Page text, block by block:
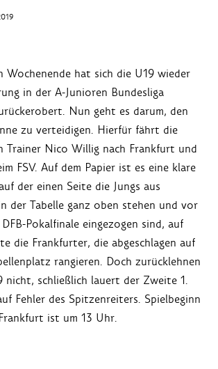
Wochenende hat sich die U19 wieder
in der A-Junioren Bundesliga
Nun geht es darum, den
zu verteidigen. Hierfür fährt die
Trainer Nico Willig nach Frankfurt und
FSV. Auf dem Papier ist es eine klare
der einen Seite die Jungs aus
der Tabelle ganz oben stehen und vor
Pokalfinale eingezogen sind, auf
die Frankfurter, die abgeschlagen auf
rangieren. Doch zurücklehnen
nicht, schließlich lauert der Zweite 1.
Fehler des Spitzenreiters. Spielbeginn
ist um 13 Uhr.